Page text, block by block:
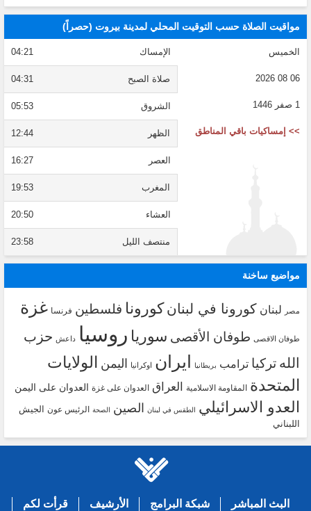
مواقيت الصلاة حسب التوقيت المحلي لمدينة بيروت (حصراً)
الخميس
06 08 2026
1 صفر 1446
>> إمساكيات باقي المناطق
الإمساك 04:21
صلاة الصبح 04:31
الشروق 05:53
الظهر 12:44
العصر 16:27
المغرب 19:53
العشاء 20:50
منتصف الليل 23:58
مواضيع ساخنة
مصر لبنان كورونا في لبنانكورونا فلسطين فرنسا غزة
طوفان الاقصى طوفان الأقصى سوريا روسيا داعش حزب
الله تركيا ترامب بريطانيا ايران اوكرانيا اليمن
الولايات
المتحدة
المقاومة الاسلامية العراق العدوان على غزة العدوان على اليمن
العدو الاسرائيلي الطقس في لبنان الصين الصحة الرئيس عون
الجيش
اللبناني
البث المباشر شبكة البرامج الأرشيف قرأت لكم